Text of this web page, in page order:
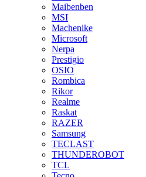
Maibenben
MSI
Machenike
Microsoft
Nerpa
Prestigio
OSIO
Rombica
Rikor
Realme
Raskat
RAZER
Samsung
TECLAST
THUNDEROBOT
TCL